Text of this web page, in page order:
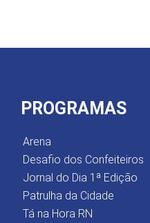
PROGRAMAS
Arena
Desafio dos Confeiteiros
Jornal do Dia 1ª Edição
Patrulha da Cidade
Tá na Hora RN